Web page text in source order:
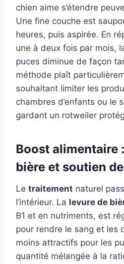
chien aime s’étendre
Une fine couche est
heures, puis aspirée. En
une à deux fois par mois,
puces diminue de façon
méthode plaît
souhaitant limiter les
chambres d’enfants ou le
gardant un rotweiler
Boost alimentaire
bière et soutien
Le traitement naturel
l’intérieur. La levure de
B1 et en nutriments, est
pour rendre le sang et les
moins attractifs pour les
quantité mélangée à la